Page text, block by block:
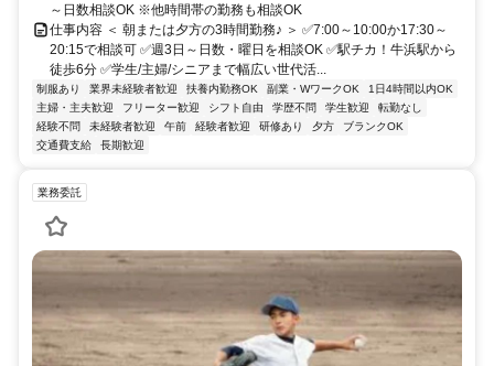
～日数相談OK ※他時間帯の勤務も相談OK
仕事内容 ＜ 朝または夕方の3時間勤務♪ ＞ ✅7:00～10:00か17:30～
20:15で相談可 ✅週3日～日数・曜日を相談OK ✅駅チカ！牛浜駅から
徒歩6分 ✅学生/主婦/シニアまで幅広い世代活...
制服あり 業界未経験者歓迎 扶養内勤務OK 副業・WワークOK
1日4時間以内OK
主婦・主夫歓迎
フリーター歓迎 シフト自由 学歴不問 学生歓迎
転勤なし
経験不問
未経験者歓迎 午前 経験者歓迎 研修あり 夕方
ブランクOK
交通費支給
長期歓迎
業務委託